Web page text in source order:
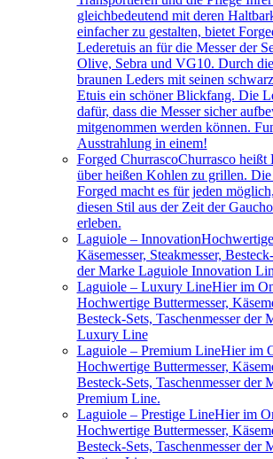
gleichbedeutend mit deren
einfacher zu gestalten, bietet
Lederetuis an für die Messer der
Olive, Sebra und VG10. Durch
braunen Leders mit seinen
Etuis ein schöner Blickfang. Die
dafür, dass die Messer sicher
mitgenommen werden können.
Ausstrahlung in einem!
Forged ChurrascoChurrasco heißt
über heißen Kohlen zu grillen.
Forged macht es für jeden
diesen Stil aus der Zeit der
erleben.
Laguiole – Innovation
Käsemesser, Steakmesser,
der Marke Laguiole Innovation
Laguiole – Luxury LineHier im
Hochwertige Buttermesser,
Besteck-Sets, Taschenmesser der
Luxury Line
Laguiole – Premium LineHier im
Hochwertige Buttermesser,
Besteck-Sets, Taschenmesser der
Premium Line.
Laguiole – Prestige LineHier im
Hochwertige Buttermesser,
Besteck-Sets, Taschenmesser der